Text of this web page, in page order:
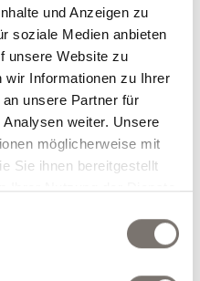
und Anzeigen zu
soziale Medien anbieten
unsere Website zu
wir Informationen zu Ihrer
unsere Partner für
weiter. Unsere
möglicherweise mit
Sie ihnen bereitgestellt
Ihrer Nutzung der Dienste
25.09.2026
01.11.2026
ab € 460,00